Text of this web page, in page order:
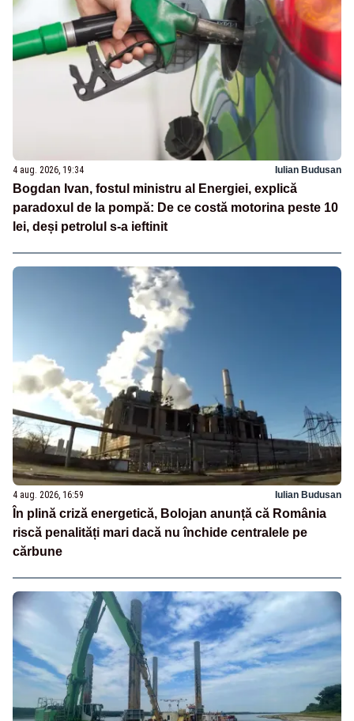
4 aug. 2026, 19:34 Iulian Budusan
Bogdan Ivan, fostul ministru al Energiei, explică
paradoxul de la pompă: De ce costă motorina peste 10
lei, deși petrolul s-a ieftinit
4 aug. 2026, 16:59 Iulian Budusan
În plină criză energetică, Bolojan anunță că România
riscă penalități mari dacă nu închide centralele pe
cărbune